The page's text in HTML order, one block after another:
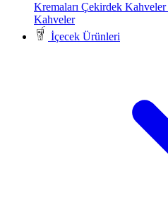
Kremaları Çekirdek Kahveler
Kahveler
İçecek Ürünleri